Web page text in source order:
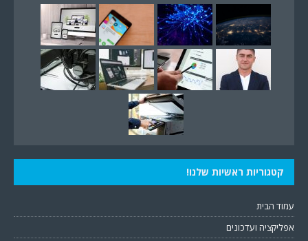
קטגוריות ראשיות שלנו!
עמוד הבית
אפליקציה ועדכונים